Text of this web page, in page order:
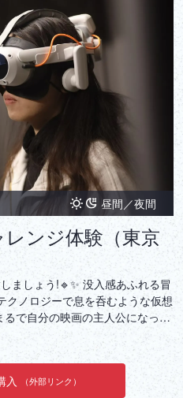
昼間／夜間
ンジ体験（東京
ましょう!🔹✨ 没入感あふれる冒
クノロジーで息を呑むような仮想
で自分の映画の主人公になった
パズルを解くこととチームワー
密を明らかにするために、チー
!⏳ たった 1 時間で現実から脱
な冒険。短いながらも忘れられな
入 （外部リンク）